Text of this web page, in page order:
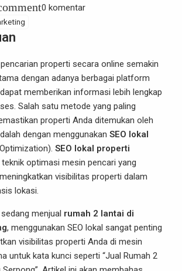
0 komentar
properti secara online semakin
dengan adanya berbagai platform
memberikan informasi lebih lengkap
Salah satu metode yang paling
properti Anda ditemukan oleh
dengan menggunakan SEO lokal
SEO lokal properti
optimasi mesin pencari yang
visibilitas properti dalam
lokasi.
menjual rumah 2 lantai di
, menggunakan SEO lokal sangat penting
visibilitas properti Anda di mesin
untuk kata kunci seperti “Jual Rumah 2